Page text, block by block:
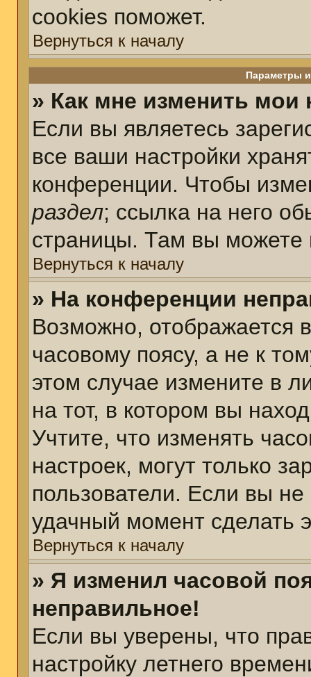
cookies поможет.
Вернуться к началу
Параметры
» Как мне изменить мои
Если вы являетесь
все ваши настройки
конференции. Чтобы
раздел; ссылка на него
страницы. Там вы можете
Вернуться к началу
» На конференции
Возможно, отображается
часовому поясу, а не к
этом случае измените в
на тот, в котором вы
Учтите, что изменять
настроек, могут только
пользователи. Если вы
удачный момент сделать
Вернуться к началу
» Я изменил часовой
неправильное!
Если вы уверены, что
настройку летнего